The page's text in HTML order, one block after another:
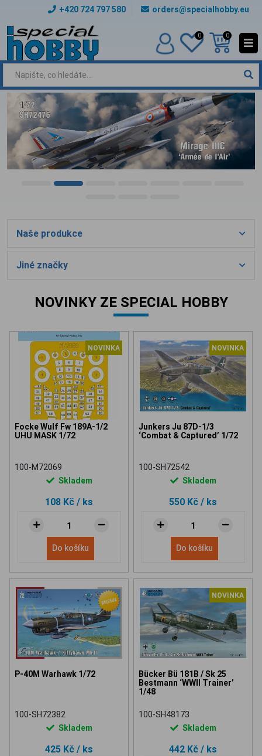
orders@specialhobby.eu
+420 724 797 580
0 0
Naše produkce
Jiné značky
NOVINKY ZE SPECIAL HOBBY
NOVINKA
Focke Wulf Fw 189A-1/2
UHU MASK 1/72
100-M72069
Skladem
108 Kč / ks
Do košíku
NOVINKA
Junkers Ju 87D-1/3
‘Combat & Captured’ 1/72
100-SH72542
Skladem
550 Kč / ks
Do košíku
P-40M Warhawk 1/72
100-SH72382
Skladem
425 Kč / ks
NOVINKA
Bücker Bü 181B / Sk 25
Bestmann ‘WWII Trainer’
1/48
100-SH48173
Skladem
442 Kč / ks